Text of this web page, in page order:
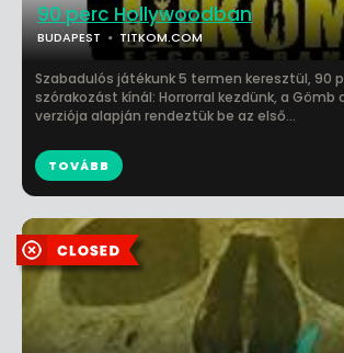
90 perc Hollywoodban
BUDAPEST TITKOM.COM
Szabadulós játékunk 5 termen keresztül, 90
szórakozást kínál: Horrorral kezdünk, a Gömb
verziója alapján rendeztük be az első...
TOVÁBB